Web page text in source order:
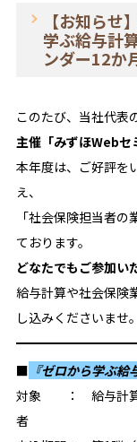
【お知らせ
学ぶ給与計
ンダー12か
このたび、当社代表
主催「みずほWebセ
本年度は、ご好評を
え、
「社会保険担当者
ております。
どなたでもご参加い
給与計算や社会保険
し込みくださいませ。
■ 『ゼロから学ぶ給
対象 ： 給与計算
者